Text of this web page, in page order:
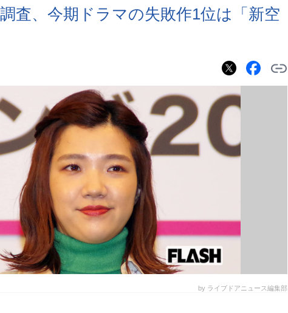
査、今期ドラマの失敗作1位は「新空
by ライブドアニュース編集部